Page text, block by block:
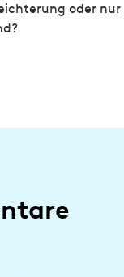
oder